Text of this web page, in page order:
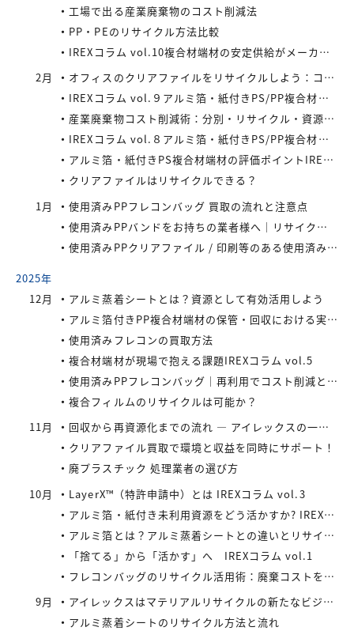
工場で出る産業廃棄物のコスト削減法
PP・PEのリサイクル方法比較
IREXコラム vol.10複合材端材の安定供給がメーカーにもたらすメリット
2月
オフィスのクリアファイルをリサイクルしよう：コストと環境負荷を同時に減らす方法
IREXコラム vol.９アルミ箔・紙付きPS/PP複合材端材の回収スキームと全国対応体制
産業廃棄物コスト削減術：分別・リサイクル・資源化の徹底活用
IREXコラム vol.８アルミ箔・紙付きPS/PP複合材端材をより高く評価するために現場でできること
アルミ箔・紙付きPS複合材端材の評価ポイントIREXコラム vol.7
クリアファイルはリサイクルできる？
1月
使用済みPPフレコンバッグ 買取の流れと注意点
使用済みPPバンドをお持ちの業者様へ｜リサイクル・買取対応中
使用済みPPクリアファイル / 印刷等のある使用済みPPクリアファイルの再資源化とリサイクル方法
2025年
12月
アルミ蒸着シートとは？資源として有効活用しよう
アルミ箔付きPP複合材端材の保管・回収における実務上のポイントIREXコラム vol.6
使用済みフレコンの買取方法
複合材端材が現場で抱える課題IREXコラム vol.5
使用済みPPフレコンバッグ｜再利用でコスト削減と環境負荷軽減を実現
複合フィルムのリサイクルは可能か？
11月
回収から再資源化までの流れ ― アイレックスの一貫処理体制 IREXコラム vol.4
クリアファイル買取で環境と収益を同時にサポート！
廃プラスチック 処理業者の選び方
10月
LayerX™（特許申請中）とは IREXコラム vol.3
アルミ箔・紙付き未利用資源をどう活かすか? IREXコラム vol.2
アルミ箔とは？アルミ蒸着シートとの違いとリサイクルの取り組み
「捨てる」から「活かす」へ IREXコラム vol.1
フレコンバッグのリサイクル活用術：廃棄コストを減らす具体策とは
9月
アイレックスはマテリアルリサイクルの新たなビジネスに着手
アルミ蒸着シートのリサイクル方法と流れ